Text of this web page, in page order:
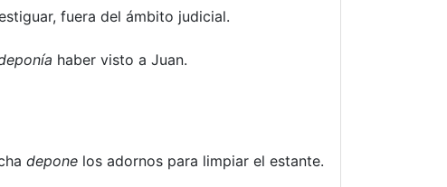
fuera del ámbito judicial.
haber visto a Juan.
depone los adornos para limpiar el estante.